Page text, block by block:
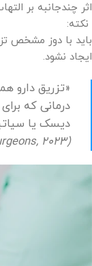
اثر چندجانبه بر
نکته:
باید با دوز مشخص
ایجاد نشود.
«تزریق دارو
درمانی که
دیسک یا
(American Academy of Orthopaedic Surgeons, 2023)